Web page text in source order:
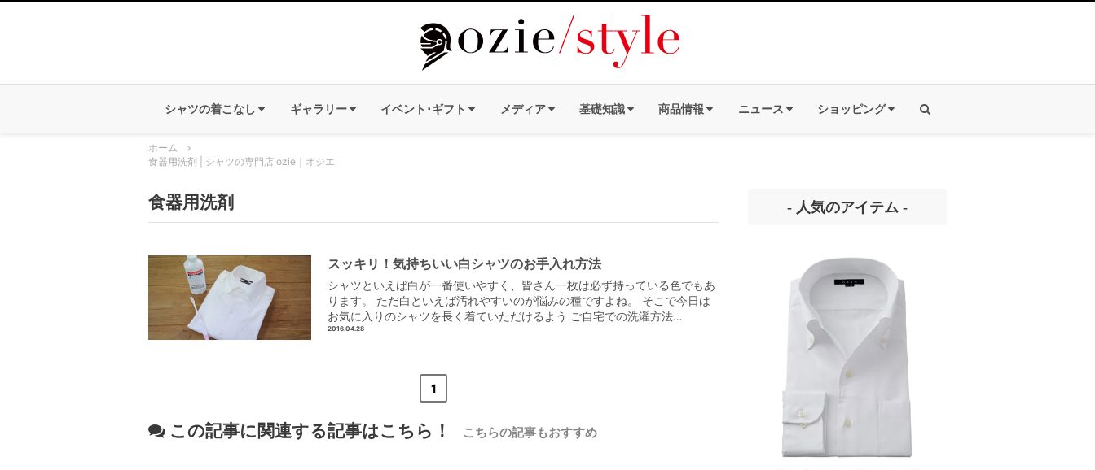
シャツの着こなし ギャラリー イベント･ギフト メディア 基礎知識 商品情報 ニュース ショッピング
ホーム
食器用洗剤 | シャツの専門店 ozie｜オジエ
食器用洗剤
スッキリ！気持ちいい白シャツのお手入れ方法
シャツといえば白が一番使いやすく、皆さん一枚は必ず持っている色でもあ
ります。 ただ白といえば汚れやすいのが悩みの種ですよね。 そこで今日は
お気に入りのシャツを長く着ていただけるよう ご自宅での洗濯方法…
2016.04.28
1
この記事に関連する記事はこちら！ こちらの記事もおすすめ
- 人気のアイテム -